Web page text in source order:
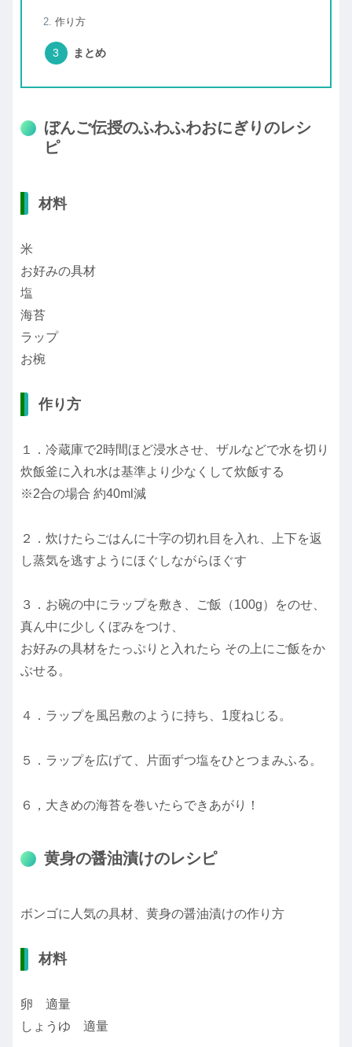
作り方
まとめ
ぼんご伝授のふわふわおにぎりのレシ
ピ
材料
米
お好みの具材
塩
海苔
ラップ
お椀
作り方
１．冷蔵庫で2時間ほど浸水させ、ザルなどで水を切り
炊飯釜に入れ水は基準より少なくして炊飯する
※2合の場合 約40ml減
２．炊けたらごはんに十字の切れ目を入れ、上下を返
し蒸気を逃すようにほぐしながらほぐす
３．お碗の中にラップを敷き、ご飯（100g）をのせ、
真ん中に少しくぼみをつけ、
お好みの具材をたっぷりと入れたら その上にご飯をか
ぶせる。
４．ラップを風呂敷のように持ち、1度ねじる。
５．ラップを広げて、片面ずつ塩をひとつまみふる。
６，大きめの海苔を巻いたらできあがり！
黄身の醤油漬けのレシピ
ボンゴに人気の具材、黄身の醤油漬けの作り方
材料
卵 適量
しょうゆ 適量